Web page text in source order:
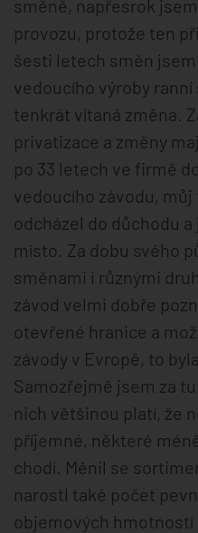
směně, napřesrok
provozu, protože ten
šesti letech směn
vedoucího výroby
tenkrát vítaná změna.
privatizace a změny
po 33 letech ve firmě
vedoucího závodu,
odcházel do důchodu
místo. Za dobu svého
směnami i různými
závod velmi dobře
otevřené hranice a
závody v Evropě, to
Samozřejmě jsem za
nich většinou platí, že
příjemné, některé
chodí. Měnil se
narostl také počet
objemových